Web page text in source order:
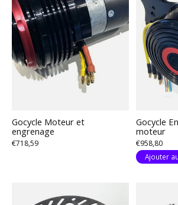
Gocycle Moteur et
engrenage
€718,59
Gocycle
moteur
€958,80
Ajouter